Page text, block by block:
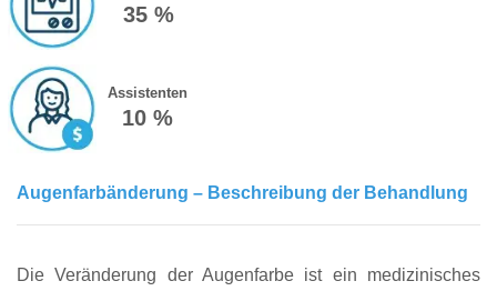
35 %
Assistenten
10 %
Augenfarbänderung – Beschreibung der Behandlung
Die Veränderung der Augenfarbe ist ein medizinisches